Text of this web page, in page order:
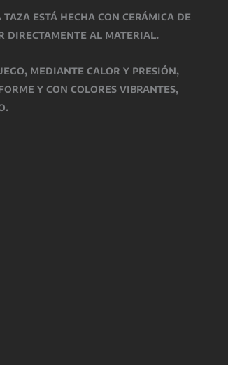
taza está hecha con cerámica de
directamente al material.
mediantecalor y presión,
y con colores vibrantes,
.